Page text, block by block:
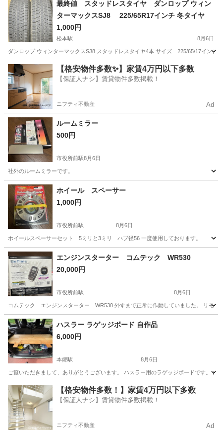
最終値 スタッドレスタイヤ ダンロップ ウィン
ターマックスSJ8 225/65R17インチ 冬タイヤ
1,000円
松本駅 8月6日
ダンロップ ウィンターマックスSJ8 スタッドレスタイヤ4本 サイズ 225/65/17イン
長野 松本市 松本駅 タイヤ、ホイール
【格安物件多数✨】家賃4万円以下多数
【保証人ナシ】賃貸物件多数掲載！
ニフティ不動産 Ad
ルームミラー
500円
市役所前駅8月6日
社外のルームミラーです。
長野 長野市 市役所前駅 その他
ホイール スペーサー
1,000円
市役所前駅 8月6日
ホイールスペーサーセット 5ミリと3ミリ ハブ径56 一度使用しております。
長野 長野市 市役所前駅 その他
エンジンスターター コムテック WR530
20,000円
市役所前駅 8月6日
コムテック エンジンスターター WR530 外すまで正常に作動していました。 リモコ
長野 長野市 市役所前駅 車のパーツ
ハスラー ラゲッジボード 自作品
6,000円
本郷駅 8月6日
ご覧いただきまして、ありがとうございます。 ハスラー用のラゲッジボードです。
長野 長野市 本郷駅 内装、インテリア
【格安物件多数！】家賃4万円以下多数
【保証人ナシ】賃貸物件多数掲載！
ニフティ不動産 Ad